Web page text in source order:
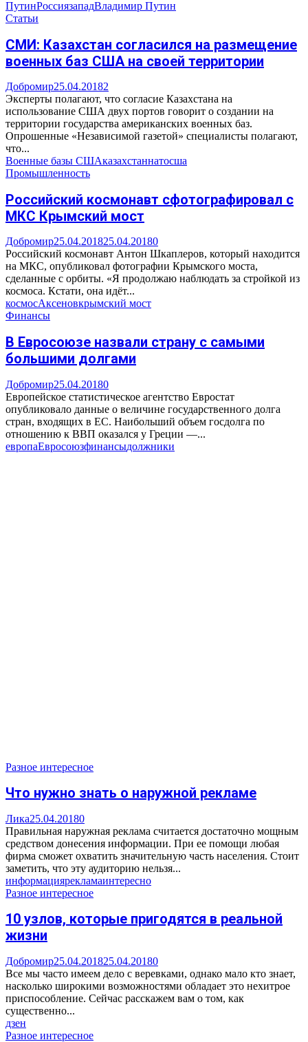
ПутинРоссиязападВладимир Путин
Статьи
СМИ: Казахстан согласился на размещение
военных баз США на своей территории
Добромир25.04.20182
Эксперты полагают, что согласие Казахстана на
использование США двух портов говорит о создании на
территории государства американских военных баз.
Опрошенные «Независимой газетой» специалисты полагают,
что...
Военные базы СШАказахстаннатосша
Промышленность
Российский космонавт сфотографировал с
МКС Крымский мост
Добромир25.04.201825.04.20180
Российский космонавт Антон Шкаплеров, который находится
на МКС, опубликовал фотографии Крымского моста,
сделанные с орбиты. «Я продолжаю наблюдать за стройкой из
космоса. Кстати, она идёт...
космосАксеновкрымский мост
Финансы
В Евросоюзе назвали страну с самыми
большими долгами
Добромир25.04.20180
Европейское статистическое агентство Евростат
опубликовало данные о величине государственного долга
стран, входящих в ЕС. Наибольший объем госдолга по
отношению к ВВП оказался у Греции —...
европаЕвросоюзфинансыдолжники
Разное интересное
Что нужно знать о наружной рекламе
Лика25.04.20180
Правильная наружная реклама считается достаточно мощным
средством донесения информации. При ее помощи любая
фирма сможет охватить значительную часть населения. Стоит
заметить, что эту аудиторию нельзя...
информациярекламаинтересно
Разное интересное
10 узлов, которые пригодятся в реальной
жизни
Добромир25.04.201825.04.20180
Все мы часто имеем дело с веревками, однако мало кто знает,
насколько широкими возможностями обладает это нехитрое
приспособление. Сейчас расскажем вам о том, как
существенно...
дзен
Разное интересное